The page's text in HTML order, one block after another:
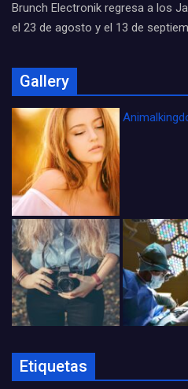
Brunch Electronik regresa a los
el 23 de agosto y el 13 de
Gallery
Etiquetas